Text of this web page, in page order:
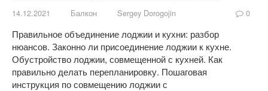
14.12.2021 Балкон Sergey Dorogojin 0
Правильное объединение лоджии и кухни: разбор
нюансов. Законно ли присоединение лоджии к кухне.
Обустройство лоджии, совмещенной с кухней. Как
правильно делать перепланировку. Пошаговая
инструкция по совмещению лоджии с